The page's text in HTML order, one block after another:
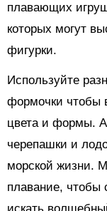
плавающих
которых могут
фигурки.
Используйте
формочки чтобы
цвета и формы.
черепашки и
морской жизни.
плавание, чтобы